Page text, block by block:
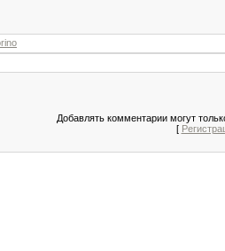
Добавлять комментарии могут
[